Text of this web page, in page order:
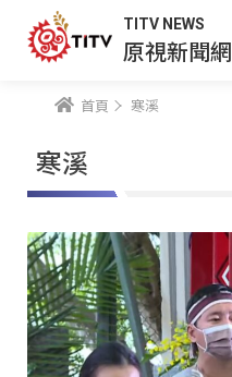
TITV NEWS
原視新聞網
首頁 寒溪
寒溪